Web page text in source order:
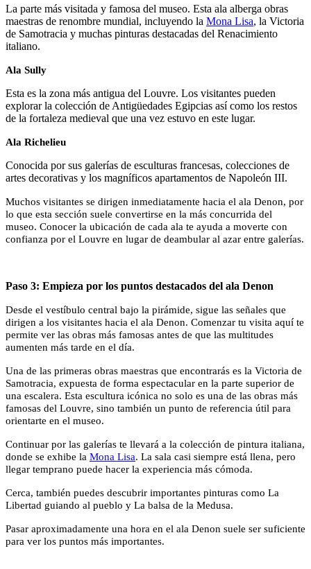
La parte más visitada y famosa del museo. Esta ala alberga obras
maestras de renombre mundial, incluyendo la Mona Lisa, la Victoria
de Samotracia y muchas pinturas destacadas del Renacimiento
italiano.
Ala Sully
Esta es la zona más antigua del Louvre. Los visitantes pueden
explorar la colección de Antigüedades Egipcias así como los restos
de la fortaleza medieval que una vez estuvo en este lugar.
Ala Richelieu
Conocida por sus galerías de esculturas francesas, colecciones de
artes decorativas y los magníficos apartamentos de Napoleón III.
Muchos visitantes se dirigen inmediatamente hacia el ala Denon, por
lo que esta sección suele convertirse en la más concurrida del
museo. Conocer la ubicación de cada ala te ayuda a moverte con
confianza por el Louvre en lugar de deambular al azar entre galerías.
Paso 3: Empieza por los puntos destacados del ala Denon
Desde el vestíbulo central bajo la pirámide, sigue las señales que
dirigen a los visitantes hacia el ala Denon. Comenzar tu visita aquí te
permite ver las obras más famosas antes de que las multitudes
aumenten más tarde en el día.
Una de las primeras obras maestras que encontrarás es la Victoria de
Samotracia, expuesta de forma espectacular en la parte superior de
una escalera. Esta escultura icónica no solo es una de las obras más
famosas del Louvre, sino también un punto de referencia útil para
orientarte en el museo.
Continuar por las galerías te llevará a la colección de pintura italiana,
donde se exhibe la Mona Lisa. La sala casi siempre está llena, pero
llegar temprano puede hacer la experiencia más cómoda.
Cerca, también puedes descubrir importantes pinturas como La
Libertad guiando al pueblo y La balsa de la Medusa.
Pasar aproximadamente una hora en el ala Denon suele ser suficiente
para ver los puntos más importantes.